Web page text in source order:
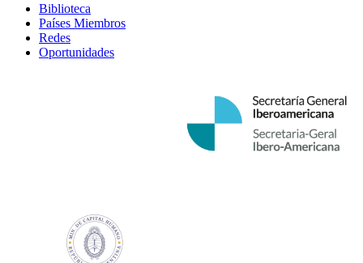
Biblioteca
Países Miembros
Redes
Oportunidades